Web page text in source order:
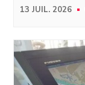
13 JUIL. 2026